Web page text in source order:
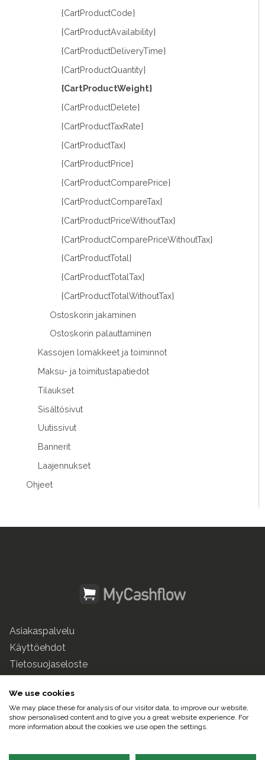
{CartProductCode}
{CartProductAvailability}
{CartProductDeliveryTime}
{CartProductQuantity}
{CartProductWeight}
{CartProductDelete}
{CartProductTaxRate}
{CartProductTax}
{CartProductPrice}
{CartProductComparePrice}
{CartProductCompareTax}
{CartProductPriceWithoutTax}
{CartProductComparePriceWithoutTax}
{CartProductTotal}
{CartProductTotalTax}
{CartProductTotalWithoutTax}
Ostoskorin jakaminen
Ostoskorin palauttaminen
Kassojen lomakkeet ja toiminnot
Maksu- ja toimitustapatiedot
Tilaukset
Sisältösivut
Uutissivut
Bannerit
Laajennukset
Ohjeet
Asiakaspalvelu
Käyttöehdot
Tietosuojaseloste
© 2025 Pulse247 Oy. Kaikki oikeudet pidätetään.
We use cookies
We may place these for analysis of our visitor data, to improve our website,
show personalised content and to give you a great website experience. For
more information about the cookies we use open the settings.